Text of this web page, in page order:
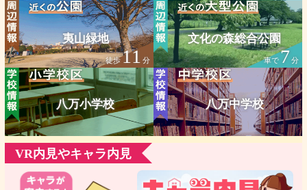
夷山緑地
徒歩11 分
文化の森総合公園
車で7分
八万小学校 八万中学校
VR内見やキャラ内見